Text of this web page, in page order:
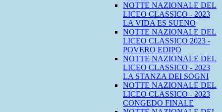
NOTTE NAZIONALE DEL
LICEO CLASSICO - 2023
LA VIDA ES SUENO
NOTTE NAZIONALE DEL
LICEO CLASSICO 2023 -
POVERO EDIPO
NOTTE NAZIONALE DEL
LICEO CLASSICO - 2023
LA STANZA DEI SOGNI
NOTTE NAZIONALE DEL
LICEO CLASSICO - 2023
CONGEDO FINALE